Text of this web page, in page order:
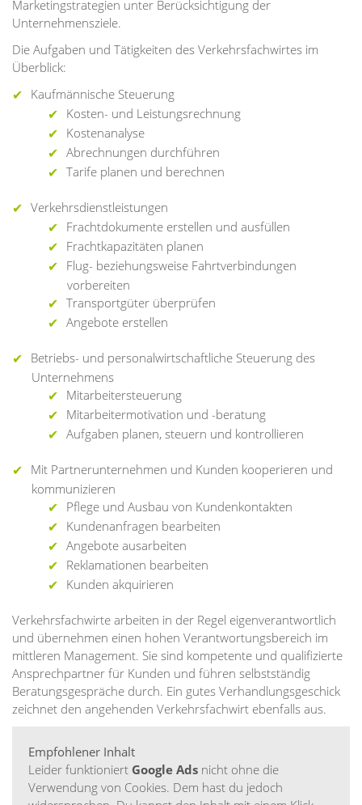
Marketingstrategien unter Berücksichtigung der
Unternehmensziele.
Die Aufgaben und Tätigkeiten des Verkehrsfachwirtes im
Überblick:
Kaufmännische Steuerung
Kosten- und Leistungsrechnung
Kostenanalyse
Abrechnungen durchführen
Tarife planen und berechnen
Verkehrsdienstleistungen
Frachtdokumente erstellen und ausfüllen
Frachtkapazitäten planen
Flug- beziehungsweise Fahrtverbindungen
vorbereiten
Transportgüter überprüfen
Angebote erstellen
Betriebs- und personalwirtschaftliche Steuerung des
Unternehmens
Mitarbeitersteuerung
Mitarbeitermotivation und -beratung
Aufgaben planen, steuern und kontrollieren
Mit Partnerunternehmen und Kunden kooperieren und
kommunizieren
Pflege und Ausbau von Kundenkontakten
Kundenanfragen bearbeiten
Angebote ausarbeiten
Reklamationen bearbeiten
Kunden akquirieren
Verkehrsfachwirte arbeiten in der Regel eigenverantwortlich
und übernehmen einen hohen Verantwortungsbereich im
mittleren Management. Sie sind kompetente und qualifizierte
Ansprechpartner für Kunden und führen selbstständig
Beratungsgespräche durch. Ein gutes Verhandlungsgeschick
zeichnet den angehenden Verkehrsfachwirt ebenfalls aus.
Empfohlener Inhalt
Leider funktioniert Google Ads nicht ohne die
Verwendung von Cookies. Dem hast du jedoch